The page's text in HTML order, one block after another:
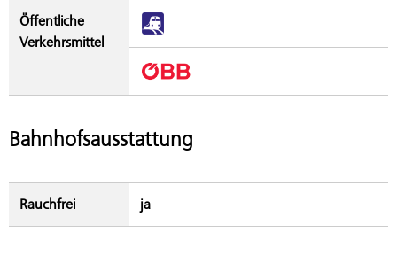
Öffentliche
Verkehrsmittel
Bahnhofsausstattung
Rauchfrei ja